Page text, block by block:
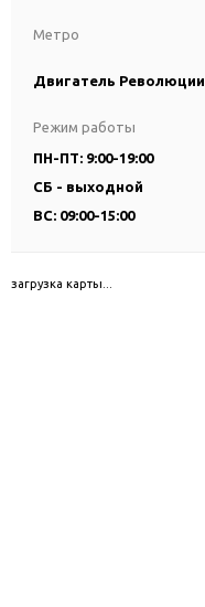
Метро
Двигатель Революции
Режим работы
ПН-ПТ: 9:00-19:00
СБ - выходной
ВС: 09:00-15:00
загрузка карты...